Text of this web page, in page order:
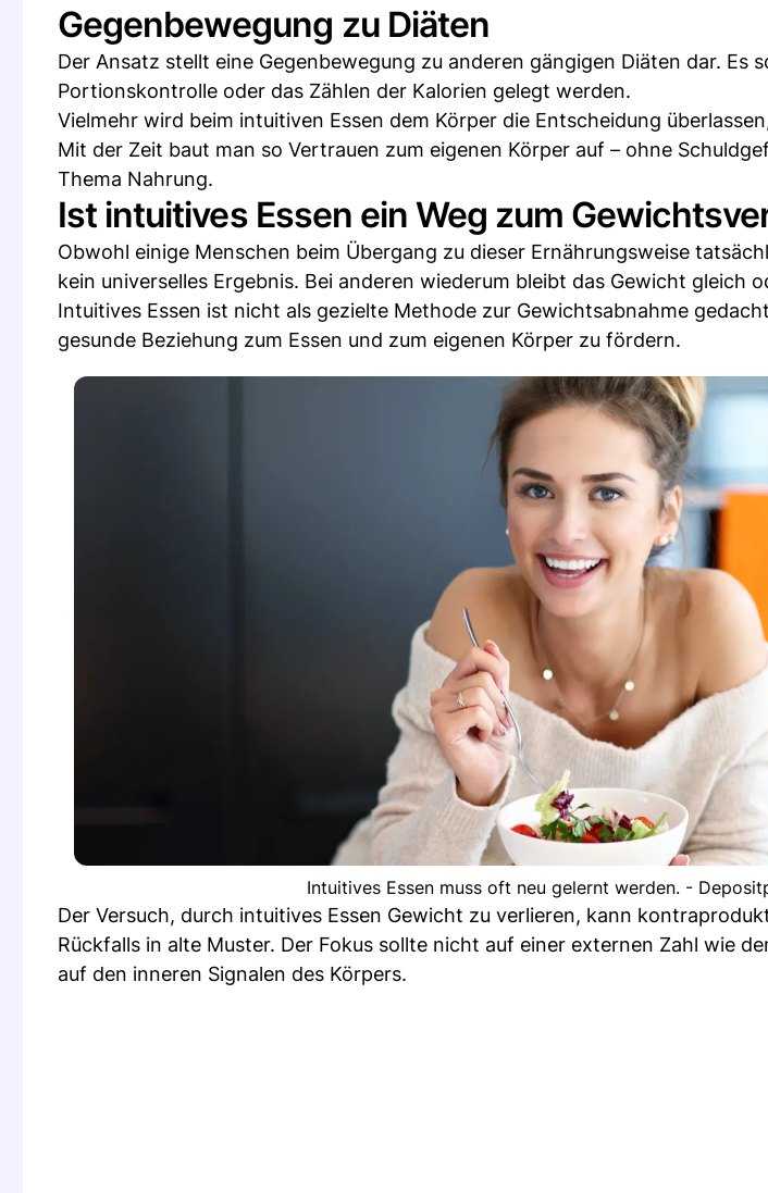
Gegenbewegung zu Diäten
Der Ansatz stellt eine Gegenbewegung zu anderen gängigen Diäten dar. Es
Portionskontrolle oder das Zählen der Kalorien gelegt werden.
Vielmehr wird beim intuitiven Essen dem Körper die Entscheidung
Mit der Zeit baut man so Vertrauen zum eigenen Körper auf – ohne
Thema Nahrung.
Ist intuitives Essen ein Weg zum
Obwohl einige Menschen beim Übergang zu dieser Ernährungsweise
kein universelles Ergebnis. Bei anderen wiederum bleibt das Gewicht gleich
Intuitives Essen ist nicht als gezielte Methode zur Gewichtsabnahme
gesunde Beziehung zum Essen und zum eigenen Körper zu fördern.
Intuitives Essen muss oft neu gelernt werden. -
Der Versuch, durch intuitives Essen Gewicht zu verlieren, kann
Rückfalls in alte Muster. Der Fokus sollte nicht auf einer externen Zahl wie
auf den inneren Signalen des Körpers.